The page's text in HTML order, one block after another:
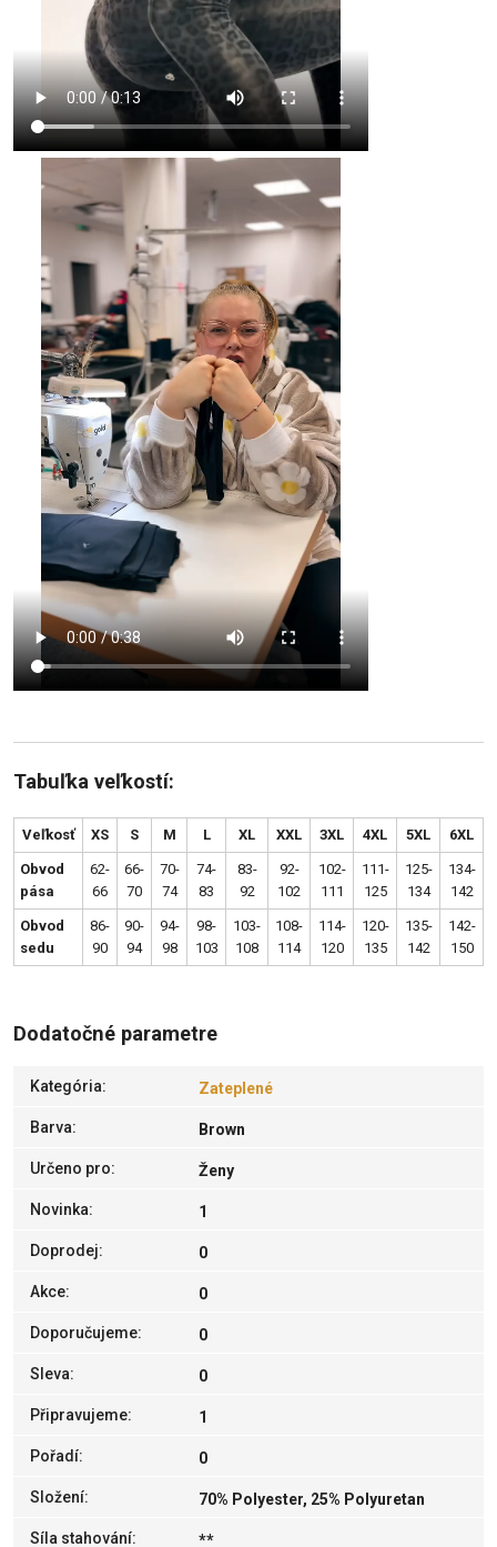
Tabuľka veľkostí:
Veľkosť XS S M L XL XXL 3XL 4XL 5XL 6XL
Obvod
pása
62-
66
66-
70
70-
74
74-
83
83-
92
92-
102
102-
111
111-
125
125-
134
134-
142
Obvod
sedu
86-
90
90-
94
94-
98
98-
103
103-
108
108-
114
114-
120
120-
135
135-
142
142-
150
Dodatočné parametre
Kategória: Zateplené
Barva: Brown
Určeno pro: Ženy
Novinka: 1
Doprodej: 0
Akce: 0
Doporučujeme: 0
Sleva: 0
Připravujeme: 1
Pořadí: 0
Složení: 70% Polyester, 25% Polyuretan
Síla stahování: **